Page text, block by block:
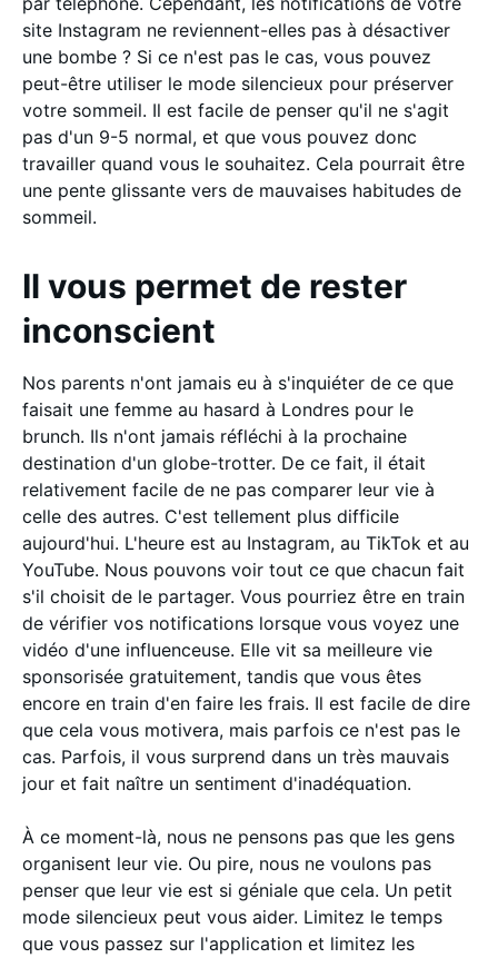
site Instagram ne reviennent-elles pas à désactiver
une bombe ? Si ce n'est pas le cas, vous pouvez
peut-être utiliser le mode silencieux pour préserver
votre sommeil. Il est facile de penser qu'il ne s'agit
pas d'un 9-5 normal, et que vous pouvez donc
travailler quand vous le souhaitez. Cela pourrait être
une pente glissante vers de mauvaises habitudes de
sommeil.
Il vous permet de rester
inconscient
Nos parents n'ont jamais eu à s'inquiéter de ce que
faisait une femme au hasard à Londres pour le
brunch. Ils n'ont jamais réfléchi à la prochaine
destination d'un globe-trotter. De ce fait, il était
relativement facile de ne pas comparer leur vie à
celle des autres. C'est tellement plus difficile
aujourd'hui. L'heure est au Instagram, au TikTok et au
YouTube. Nous pouvons voir tout ce que chacun fait
s'il choisit de le partager. Vous pourriez être en train
de vérifier vos notifications lorsque vous voyez une
vidéo d'une influenceuse. Elle vit sa meilleure vie
sponsorisée gratuitement, tandis que vous êtes
encore en train d'en faire les frais. Il est facile de dire
que cela vous motivera, mais parfois ce n'est pas le
cas. Parfois, il vous surprend dans un très mauvais
jour et fait naître un sentiment d'inadéquation.
À ce moment-là, nous ne pensons pas que les gens
organisent leur vie. Ou pire, nous ne voulons pas
penser que leur vie est si géniale que cela. Un petit
mode silencieux peut vous aider. Limitez le temps
que vous passez sur l'application et limitez les